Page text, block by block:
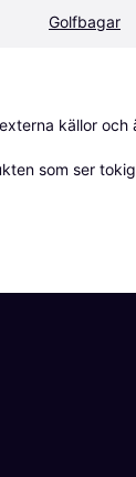
Golfbagar
källor
som ser